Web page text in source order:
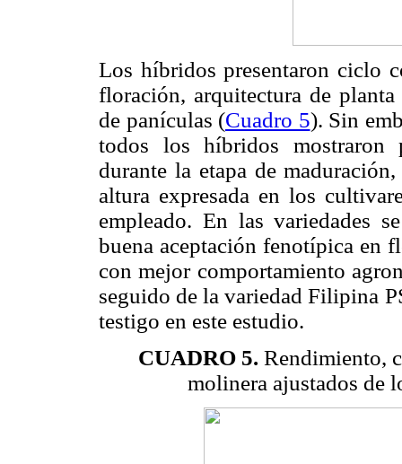
Los híbridos presentaron ciclo
floración, arquitectura de
de panículas (Cuadro 5). Sin
todos los híbridos mostraron
durante la etapa de
altura expresada en los
empleado. En las variedades
buena aceptación fenotípica en
con mejor comportamiento
seguido de la variedad Filipina
testigo en este estudio.
CUADRO 5. Rendimiento,
molinera ajustados de